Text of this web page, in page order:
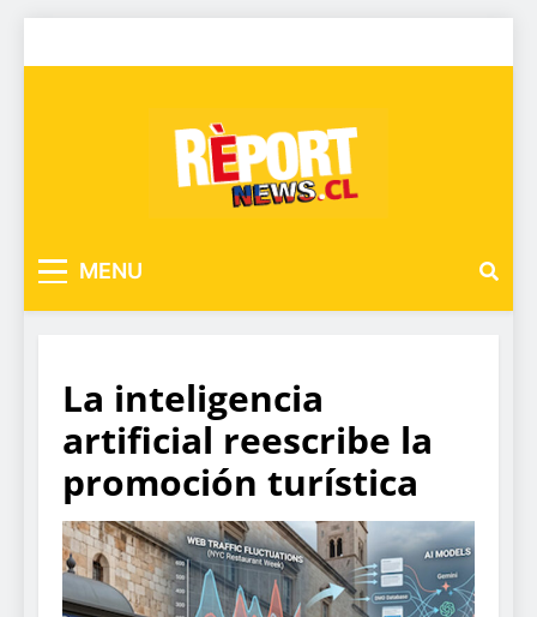
MENU
La inteligencia
artificial reescribe la
promoción turística